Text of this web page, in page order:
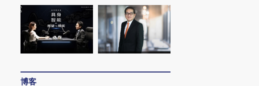
博客